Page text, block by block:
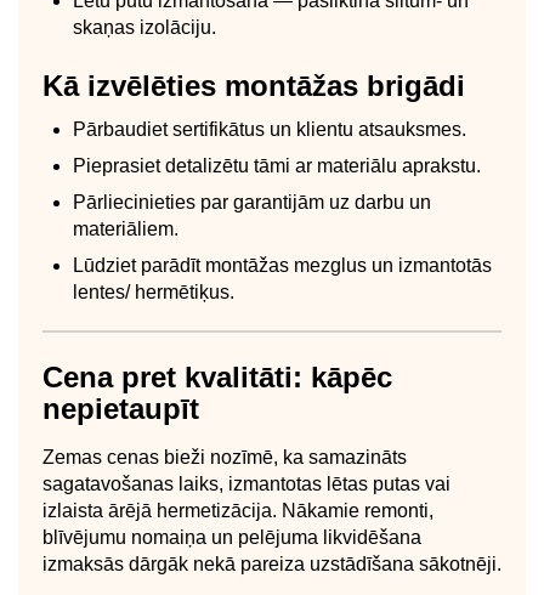
skaņas izolāciju.
Kā izvēlēties montāžas brigādi
Pārbaudiet sertifikātus un klientu atsauksmes.
Pieprasiet detalizētu tāmi ar materiālu aprakstu.
Pārliecinieties par garantijām uz darbu un
materiāliem.
Lūdziet parādīt montāžas mezglus un izmantotās
lentes/ hermētiķus.
Cena pret kvalitāti: kāpēc
nepietaupīt
Zemas cenas bieži nozīmē, ka samazināts
sagatavošanas laiks, izmantotas lētas putas vai
izlaista ārējā hermetizācija. Nākamie remonti,
blīvējumu nomaiņa un pelējuma likvidēšana
izmaksās dārgāk nekā pareiza uzstādīšana sākotnēji.